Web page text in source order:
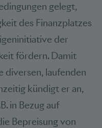
gelegt,
des Finanzplatzes
der
fördern. Damit
diversen, laufenden
kündigt er an,
in Bezug auf
Bepreisung von